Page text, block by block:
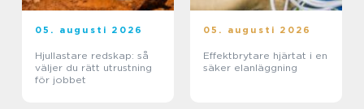
05. augusti 2026
Hjullastare redskap: så
väljer du rätt utrustning
för jobbet
05. augusti 2026
Effektbrytare hjärtat i en
säker elanläggning